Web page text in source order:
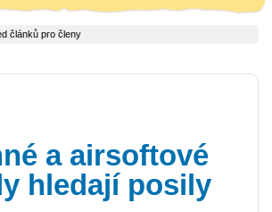
článků pro členy
a airsoftové
hledají posily